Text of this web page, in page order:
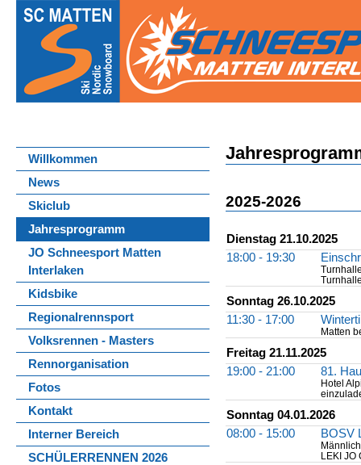
Willkommen
News
Skiclub
Jahresprogramm
JO Schneesport Matten
Interlaken
Kidsbike
Regionalrennsport
Volksrennen - Masters
Rennorganisation
Fotos
Kontakt
Interner Bereich
SCHÜLERRENNEN 2026
2025-2026
Dienstag 21.10.2025
18:00 - 19:30
Sonntag 26.10.2025
11:30 - 17:00
Matten
Freitag 21.11.2025
19:00 - 21:00
81.
Hotel
Sonntag 04.01.2026
08:00 - 15:00
BOSV
LEKI JO